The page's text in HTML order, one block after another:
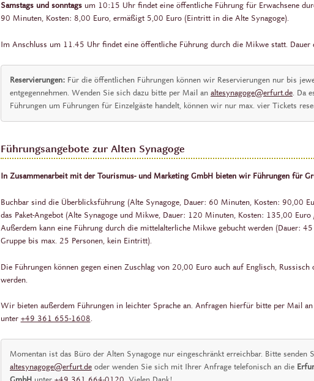
Samstags und sonntagsum 10:15 Uhr findet eine öffentliche Führung für Erwachsene
90 Minuten, Kosten: 8,00 Euro, ermäßigt 5,00 Euro (Eintritt in die Alte Synagoge).
Im Anschluss um 11.45 Uhr findet eine öffentliche Führung durch die Mikwe statt. Dauer
Reservierungen: Für die öffentlichen Führungen können wir Reservierungen nur bis
entgegennehmen. Wenden Sie sich dazu bitte per Mail an altesynagoge@erfurt.de. Da
Führungen um Führungen für Einzelgäste handelt, können wir nur max. vier Tickets
Führungsangebote zur Alten Synagoge
In Zusammenarbeit mit der Tourismus- und Marketing GmbH bieten wir Führungen für
Buchbar sind die Überblicksführung (Alte Synagoge, Dauer: 60 Minuten, Kosten: 90,00
das Paket-Angebot (Alte Synagoge und Mikwe, Dauer: 120 Minuten, Kosten: 135,00
Außerdem kann eine Führung durch die mittelalterliche Mikwe gebucht werden (Dauer:
Gruppe bis max. 25 Personen, kein Eintritt).
Die Führungen können gegen einen Zuschlag von 20,00 Euro auch auf Englisch, Russisch
werden.
Wir bieten außerdem Führungen in leichter Sprache an. Anfragen hierfür bitte per Mail an
unter +49 361 655-1608.
Momentan ist das Büro der Alten Synagoge nur eingeschränkt erreichbar. Bitte senden
altesynagoge@erfurt.de oder wenden Sie sich mit Ihrer Anfrage telefonisch an die